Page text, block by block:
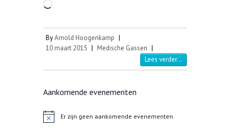
Aan
ByArnold Hoogenkamp |
10 maart 2015 | Medische Gassen |
Lees verder...
Aankomende evenementen
Er zijn geen aankomende evenementen.